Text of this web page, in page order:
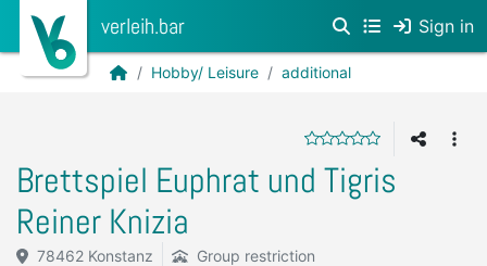
verleih.bar Sign in
Hobby/ Leisure additional
Brettspiel Euphrat und Tigris
Reiner Knizia
78462 Konstanz Group restriction